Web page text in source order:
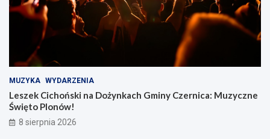
MUZYKA WYDARZENIA
Leszek Cichoński na Dożynkach Gminy Czernica: Muzyczne
Święto Plonów!
8 sierpnia 2026